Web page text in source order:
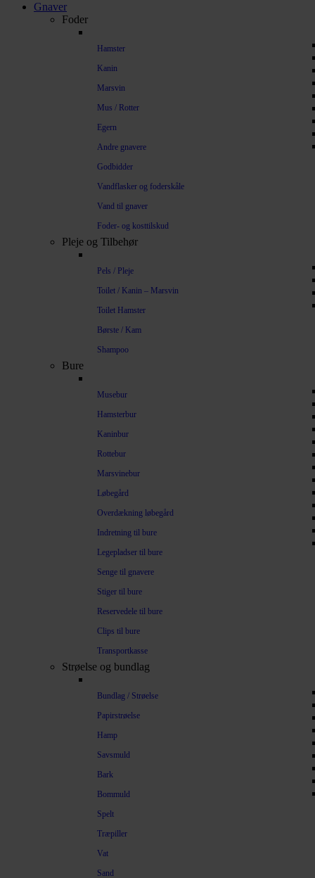
Gnaver
Foder
Hamster
Kanin
Marsvin
Mus / Rotter
Egern
Andre gnavere
Godbidder
Vandflasker og foderskåle
Vand til gnaver
Foder- og kosttilskud
Pleje og Tilbehør
Pels / Pleje
Toilet / Kanin – Marsvin
Toilet Hamster
Børste / Kam
Shampoo
Bure
Musebur
Hamsterbur
Kaninbur
Rottebur
Marsvinebur
Løbegård
Overdækning løbegård
Indretning til bure
Legepladser til bure
Senge til gnavere
Stiger til bure
Reservedele til bure
Clips til bure
Transportkasse
Strøelse og bundlag
Bundlag / Strøelse
Papirstrøelse
Hamp
Savsmuld
Bark
Bommuld
Spelt
Træpiller
Vat
Sand